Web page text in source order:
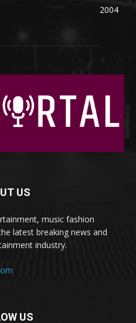
2004
US
music fashion
latest breaking news and
industry.
US